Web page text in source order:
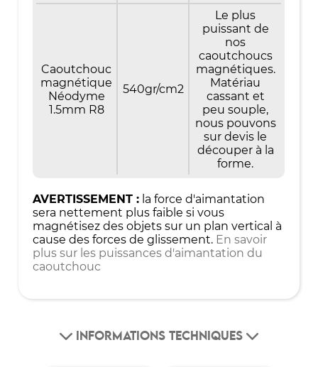
Caoutchouc
magnétique
Néodyme
1.5mm R8
540gr/cm2
Le plus
puissant de
nos
caoutchoucs
magnétiques.
Matériau
cassant et
peu souple,
nous pouvons
sur devis le
découper à la
forme.
AVERTISSEMENT : la force d'aimantation
sera nettement plus faible si vous
magnétisez des objets sur un plan vertical à
cause des forces de glissement. En savoir
plus sur les puissances d'aimantation du
caoutchouc
INFORMATIONS TECHNIQUES